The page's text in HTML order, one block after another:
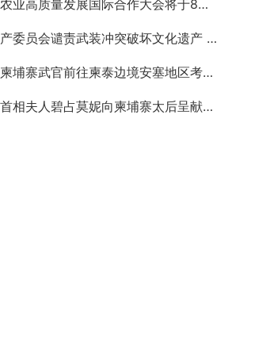
柬埔寨农业高质量发展国际合作大会将于8月20日举行
世界遗产委员会谴责武装冲突破坏文化遗产 柬埔寨呼吁依法追责并加强国际合作
外国驻柬埔寨武官前往柬泰边境安塞地区考察 柬方介绍“危险握手”事件及边境情况
柬埔寨首相夫人碧占莫妮向柬埔寨太后呈献世界女童军“卓越领袖奖”